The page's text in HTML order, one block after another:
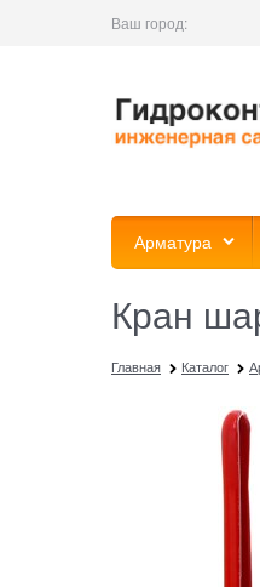
Ваш город:
Арматура
Кран
Главная Каталог